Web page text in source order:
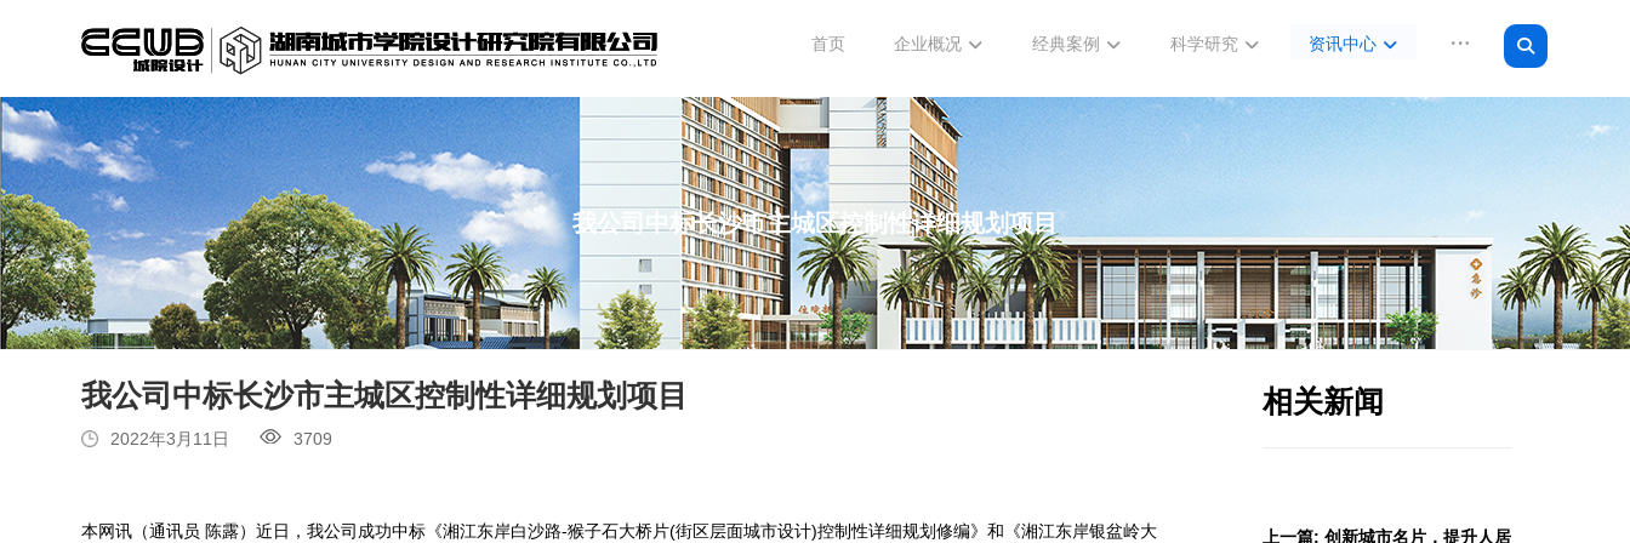
首页 企业概况 经典案例 科学研究 资讯中心
我公司中标长沙市主城区控制性详细规划项目
我公司中标长沙市主城区控制性详细规划项目
2022年3月11日 3709
本网讯（通讯员 陈露）近日，我公司成功中标《湘江东岸白沙路-猴子石大桥片(街区层面城市设计)控制性详细规划修编》和《湘江东岸银盆岭大
相关新闻
上一篇: 创新城市名片，提升人居